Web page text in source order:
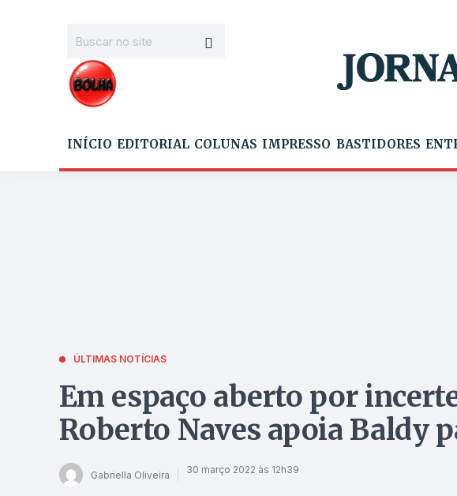
INÍCIO EDITORIAL COLUNAS IMPRESSO BASTIDORES
ÚLTIMAS NOTÍCIAS
Em espaço aberto por
Roberto Naves apoia Baldy
Gabriella Oliveira 30 março 2022 às 12h39